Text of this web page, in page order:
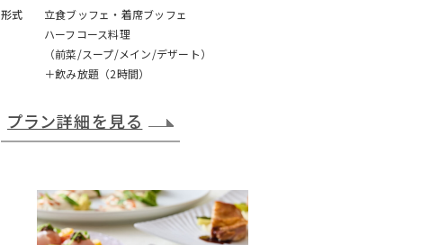
形式
立食ブッフェ・着席ブッフェ
ハーフコース料理
（前菜/スープ/メイン/デザート）
＋飲み放題（2時間）
プラン詳細を見る